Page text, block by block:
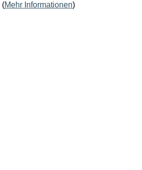
(Mehr Informationen)